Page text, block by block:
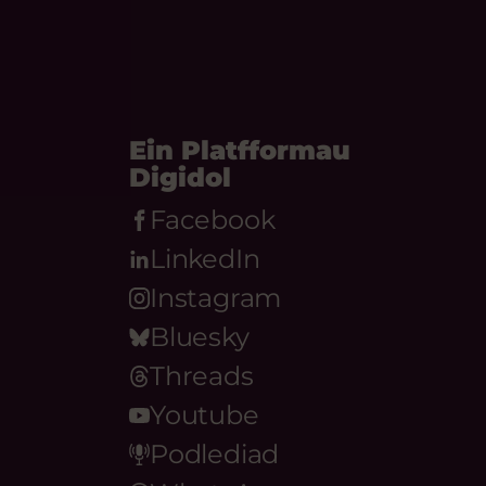
Ein Platfformau
Digidol
Facebook
LinkedIn
Instagram
Bluesky
Threads
Youtube
Podlediad